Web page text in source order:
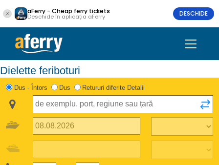
aFerry - Cheap ferry tickets
Deschide în aplicația aFerry DESCHIDE
Dielette feriboturi
Dus - Întors Dus Retururi diferite Detalii